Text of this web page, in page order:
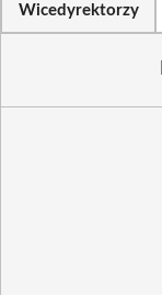
Wicedyrektorzy